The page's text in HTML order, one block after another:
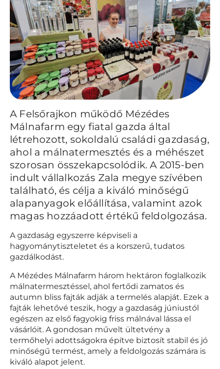
A Felsőrajkon működő Mézédes
Málnafarm egy fiatal gazda által
létrehozott, sokoldalú családi gazdaság,
ahol a málnatermesztés és a méhészet
szorosan összekapcsolódik. A 2015-ben
indult vállalkozás Zala megye szívében
található, és célja a kiváló minőségű
alapanyagok előállítása, valamint azok
magas hozzáadott értékű feldolgozása.
A gazdaság egyszerre képviseli a
hagyománytiszteletet és a korszerű, tudatos
gazdálkodást.
A Mézédes Málnafarm három hektáron foglalkozik
málnatermesztéssel, ahol fertődi zamatos és
autumn bliss fajták adják a termelés alapját. Ezek a
fajták lehetővé teszik, hogy a gazdaság júniustól
egészen az első fagyokig friss málnával lássa el
vásárlóit. A gondosan művelt ültetvény a
termőhelyi adottságokra építve biztosít stabil és jó
minőségű termést, amely a feldolgozás számára is
kiváló alapot jelent.